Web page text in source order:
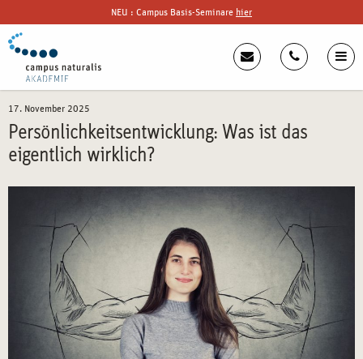
NEU : Campus Basis-Seminare hier
17. November 2025
Persönlichkeitsentwicklung: Was ist das
eigentlich wirklich?